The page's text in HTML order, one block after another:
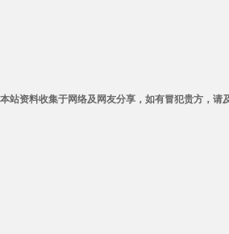
本站资料收集于网络及网友分享，如有冒犯贵方，